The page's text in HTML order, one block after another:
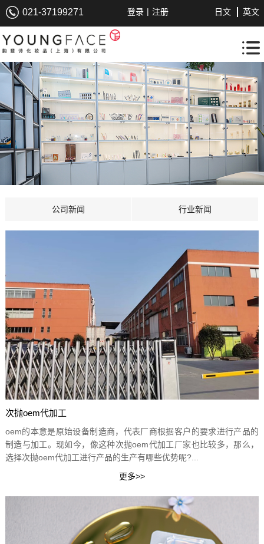
021-37199271 登录 | 注册 英文
日文
公司新闻 行业新闻
次抛oem代加工
oem的本意是原始设备制造商，代表厂商根据客户的要求进行产品的
制造与加工。现如今，像这种次抛oem代加工厂家也比较多，那么，
选择次抛oem代加工进行产品的生产有哪些优势呢?...